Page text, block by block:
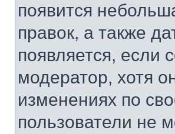
появится
правок, а также
появляется, если
модератор, хотя
изменениях по
пользователи не